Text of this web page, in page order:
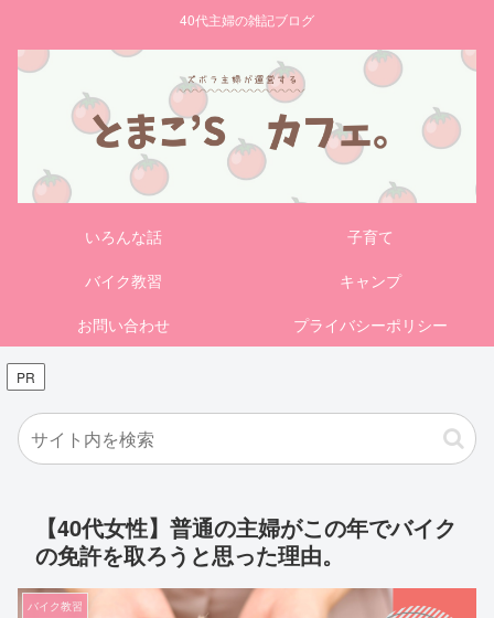
40代主婦の雑記ブログ
いろんな話
子育て
バイク教習
キャンプ
お問い合わせ
プライバシーポリシー
PR
【40代女性】普通の主婦がこの年でバイク
の免許を取ろうと思った理由。
バイク教習